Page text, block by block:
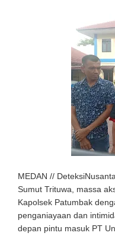
MEDAN //
Sumut Trituwa, massa
Kapolsek Patumbak
penganiayaan dan
depan pintu masuk PT